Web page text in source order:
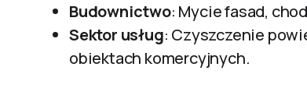
Budownictwo: Mycie fasad,
Sektor usług: Czyszczenie
obiektach komercyjnych.